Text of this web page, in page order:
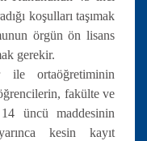
koşulları taşımak
örgün ön lisans
gerekir.
ile ortaöğretiminin
fakülte ve
üncü maddesinin
kesin kayıt